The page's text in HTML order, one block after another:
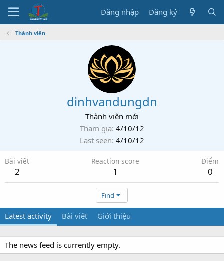
Đăng nhập Đăng ký
Thành viên
dinhvandungdn
Thành viên mới
Tham gia 4/10/12
Last seen 4/10/12
Bài viết
2
Reaction score
1
Điểm
0
Find
Latest activity Bài viết Giới thiệu
The news feed is currently empty.